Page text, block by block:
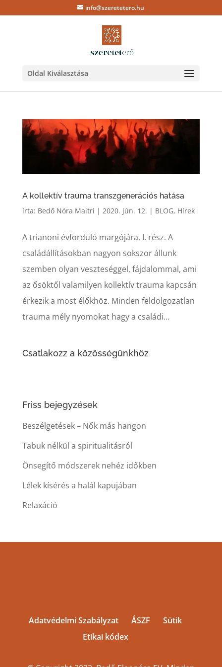
info@szeretetero.hu
Oldal Kiválasztása
A kollektív trauma transzgenerációs hatása
írta: Bedő Nóra Maitri | 2020. jún. 12. | BLOG, Hírek
A trianoni évforduló margójára, I. rész. A
családállításokban nagyon sokszor állunk
szemben olyan veszteséggel, fájdalommal, ami
az ősöktől valamilyen kollektív trauma kapcsán
érkezik a most élőkhöz. Minden feldolgozatlan
trauma mély nyomokat hagy a családi...
Csatlakozz a közösségünkhöz
Friss bejegyzések
Beszélgetések – Nők más hangon
Tabuk nélkül a spiritualitásról
Önsegítő módszerek nehéz időkben
Lélek kísérés a halál kapujában
Relaxáció
Adatvédelmi Szabályzat ÁSZF
Sütik
Etikai kódex